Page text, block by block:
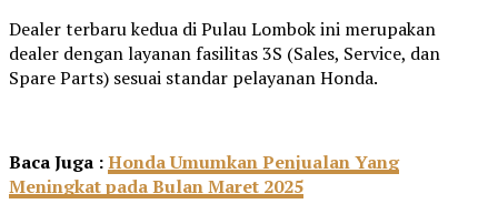
Dealer terbaru kedua di Pulau Lombok ini merupakan
dealer dengan layanan fasilitas 3S (Sales, Service, dan
Spare Parts) sesuai standar pelayanan Honda.
Baca Juga :Honda Umumkan Penjualan Yang
Meningkat pada Bulan Maret 2025